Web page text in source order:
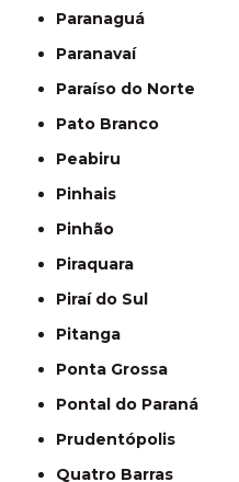
Paranaguá
Paranavaí
Paraíso do Norte
Pato Branco
Peabiru
Pinhais
Pinhão
Piraquara
Piraí do Sul
Pitanga
Ponta Grossa
Pontal do Paraná
Prudentópolis
Quatro Barras